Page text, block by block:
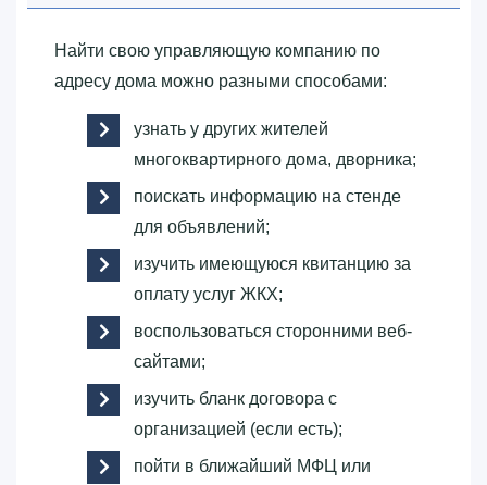
Найти свою управляющую компанию по
адресу дома можно разными способами:
узнать у других жителей
многоквартирного дома, дворника;
поискать информацию на стенде
для объявлений;
изучить имеющуюся квитанцию за
оплату услуг ЖКХ;
воспользоваться сторонними веб-
сайтами;
изучить бланк договора с
организацией (если есть);
пойти в ближайший МФЦ или